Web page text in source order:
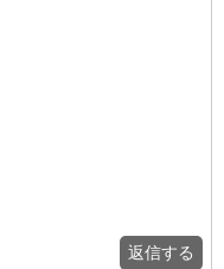
返信する